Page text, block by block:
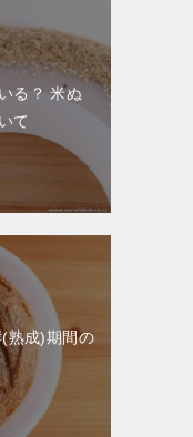
る？ 米ぬ
て
熟成)期間の